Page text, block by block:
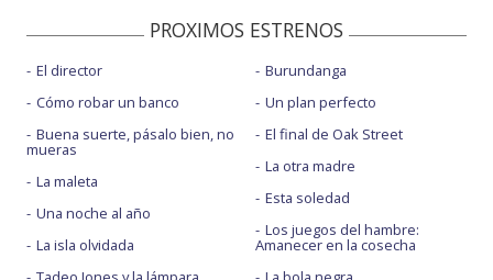
PROXIMOS ESTRENOS
El director
Cómo robar un banco
Buena suerte, pásalo bien, no
mueras
La maleta
Una noche al año
La isla olvidada
Burundanga
Un plan perfecto
El final de Oak Street
La otra madre
Esta soledad
Los juegos del hambre:
Amanecer en la cosecha